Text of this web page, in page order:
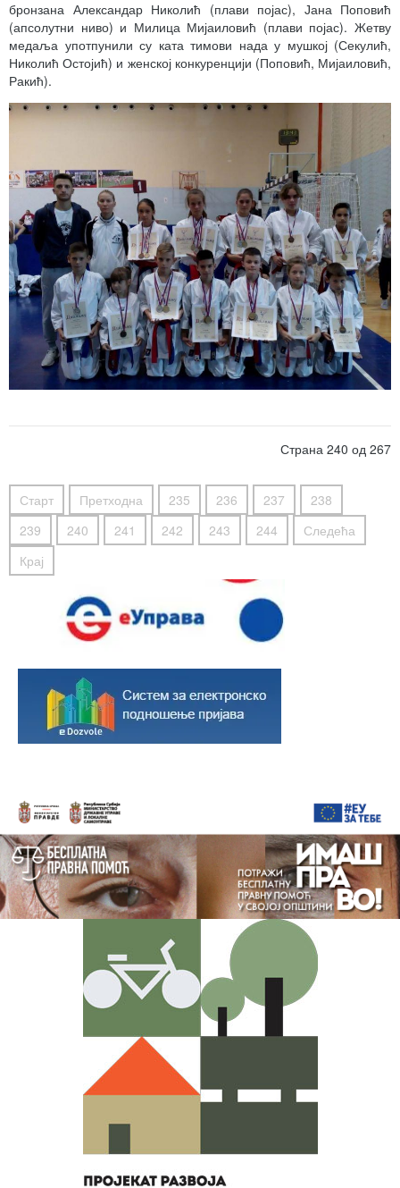
бронзана Александар Николић (плави појас), Јана Поповић
(апсолутни ниво) и Милица Мијаиловић (плави појас). Жетву
медаља употпунили су ката тимови нада у мушкој (Секулић,
Николић Остојић) и женској конкуренцији (Поповић, Мијаиловић,
Ракић).
Страна 240 од 267
Старт Претходна 235 236 237
238
239
240 241 242 243 244
Следећа
Крај